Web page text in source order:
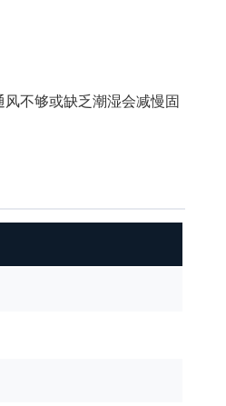
不够或缺乏潮湿会减慢固